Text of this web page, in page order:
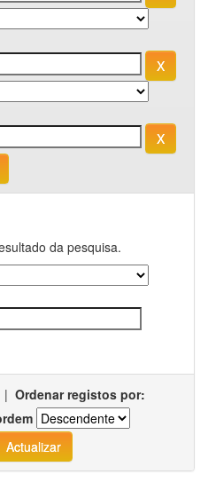
da pesquisa.
| Ordenar registos por: